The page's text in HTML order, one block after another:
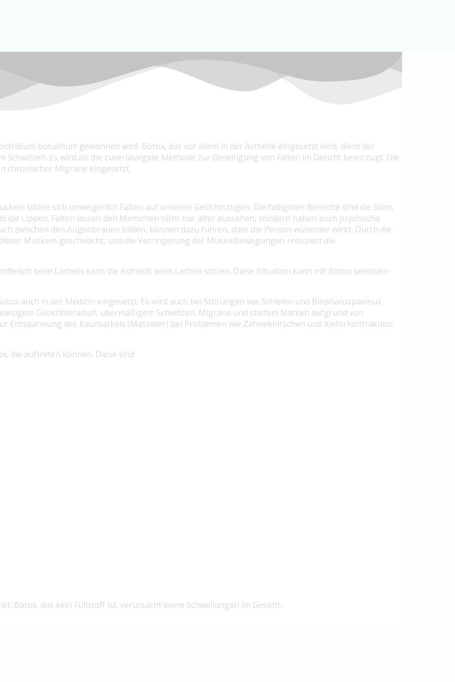
botulinum gewonnen wird. Botox, das vor allem in der Ästhetik eingesetzt wird, dient der
Es wird als die zuverlässigste Methode zur Beseitigung von Falten im Gesicht bevorzugt. Die
chronischer Migräne eingesetzt.
bilden sich unweigerlich Falten auf unseren Gesichtszügen. Die faltigsten Bereiche sind die Stirn,
die Lippen. Falten lassen den Menschen nicht nur älter aussehen, sondern haben auch psychische
zwischen den Augenbrauen bilden, können dazu führen, dass die Person wütender wirkt. Durch die
Muskeln geschwächt, und die Verringerung der Muskelbewegungen reduziert die
beim Lächeln kann die Ästhetik beim Lachen stören. Diese Situation kann mit Botox behoben
auch in der Medizin eingesetzt. Es wird auch bei Störungen wie Schielen und Blepharospasmus
Gesichtskrampf, übermäßigem Schwitzen, Migräne und steifem Nacken aufgrund von
Entspannung des Kaumuskels (Masseter) bei Problemen wie Zähneknirschen und Kieferkontraktion
die auftreten können. Diese sind
Botox, das kein Füllstoff ist, verursacht keine Schwellungen im Gesicht.